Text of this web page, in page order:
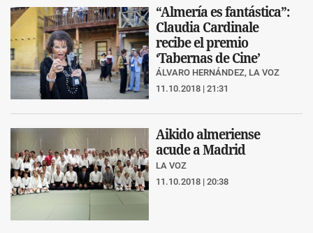
“Almería es fantástica”:
Claudia Cardinale
recibe el premio
‘Tabernas de Cine’
ÁLVARO HERNÁNDEZ, LA VOZ
11.10.2018 | 21:31
Aikido almeriense
acude a Madrid
LA VOZ
11.10.2018 | 20:38